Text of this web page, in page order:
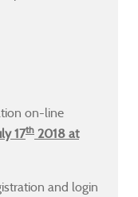
on-line
17th 2018 at
and login